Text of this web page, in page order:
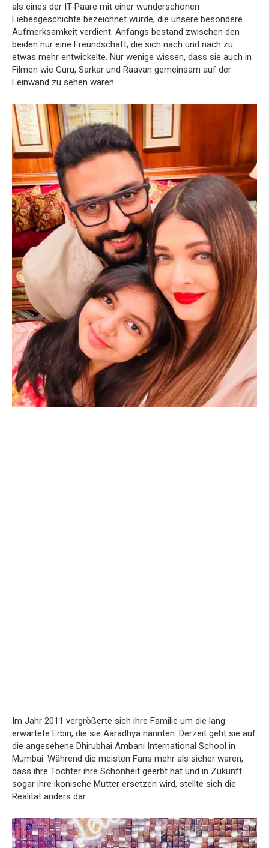
als eines der IT-Paare mit einer wunderschönen
Liebesgeschichte bezeichnet wurde, die unsere besondere
Aufmerksamkeit verdient. Anfangs bestand zwischen den
beiden nur eine Freundschaft, die sich nach und nach zu
etwas mehr entwickelte. Nur wenige wissen, dass sie auch in
Filmen wie Guru, Sarkar und Raavan gemeinsam auf der
Leinwand zu sehen waren.
Im Jahr 2011 vergrößerte sich ihre Familie um die lang
erwartete Erbin, die sie Aaradhya nannten. Derzeit geht sie auf
die angesehene Dhirubhai Ambani International School in
Mumbai. Während die meisten Fans mehr als sicher waren,
dass ihre Tochter ihre Schönheit geerbt hat und in Zukunft
sogar ihre ikonische Mutter ersetzen wird, stellte sich die
Realität anders dar.